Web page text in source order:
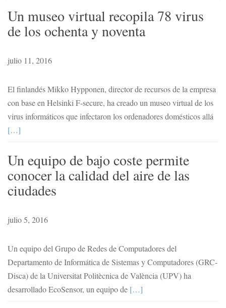
Un museo virtual recopila 78 virus
de los ochenta y noventa
julio 11, 2016
El finlandés Mikko Hypponen, director de recursos de la empresa
con base en Helsinki F-secure, ha creado un museo virtual de los
virus informáticos que infectaron los ordenadores domésticos allá
[…]
Un equipo de bajo coste permite
conocer la calidad del aire de las
ciudades
julio 5, 2016
Un equipo del Grupo de Redes de Computadores del
Departamento de Informática de Sistemas y Computadores (GRC-
Disca) de la Universitat Politècnica de València (UPV) ha
desarrollado EcoSensor, un equipo de […]